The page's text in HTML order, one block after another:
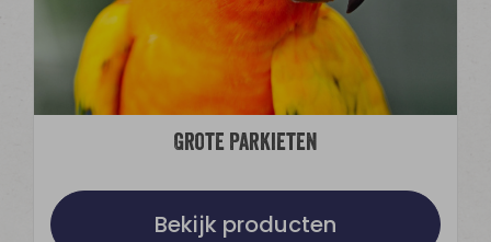
Grote Parkieten
Bekijk producten